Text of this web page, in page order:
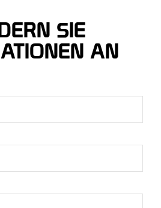
SIE
AN